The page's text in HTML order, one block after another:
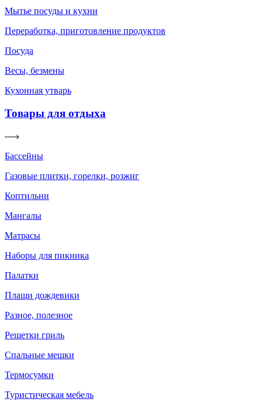
Мытье посуды и кухни
Переработка, приготовление продуктов
Посуда
Весы, безмены
Кухонная утварь
Товары для отдыха
Бассейны
Газовые плитки, горелки, розжиг
Коптильни
Мангалы
Матрасы
Наборы для пикника
Палатки
Плащи дождевики
Разное, полезное
Решетки гриль
Спальные мешки
Термосумки
Туристическая мебель